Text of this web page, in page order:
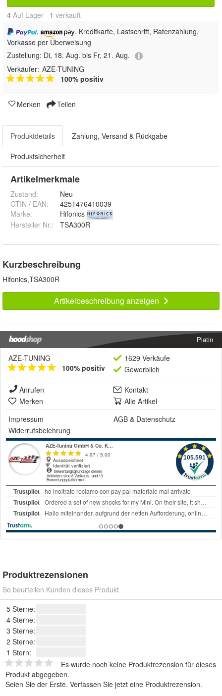
4 Auf Lager 1 verkauft
,
, Kreditkarte, Lastschrift, Ratenzahlung,
Vorkasse per Überweisung
Zustellung: Di, 18. Aug. bis Fr, 21. Aug.
Verkäufer: AZE-TUNING
100% positiv
Merken Teilen
Produktdetails Zahlung, Versand & Rückgabe
Produktsicherheit
Artikelmerkmale
Zustand:
Neu
GTIN / EAN:
4251476410039
Marke:
Hifonics
Hersteller Nr.:
TSA300R
Kurzbeschreibung
Hifonics,TSA300R
Artikelbeschreibung anzeigen
Platin
AZE-TUNING
100% positiv
1629 Verkäufe
Gewerblich
Anrufen
Kontakt
Merken
Alle Artikel
Impressum
AGB & Datenschutz
Widerrufsbelehrung
Produktrezensionen
So beurteilen Kunden dieses Produkt.
5 Sterne:
4 Sterne:
3 Sterne:
2 Sterne:
1 Stern:
Es wurde noch keine Produktrezension für dieses
Produkt abgegeben.
Seien Sie der Erste. Verfassen Sie jetzt eine Produktrezension.